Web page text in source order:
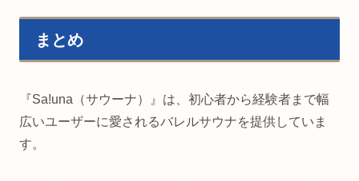
まとめ
『Sa!una（サウーナ）』は、初心者から経験者まで幅
広いユーザーに愛されるバレルサウナを提供していま
す。